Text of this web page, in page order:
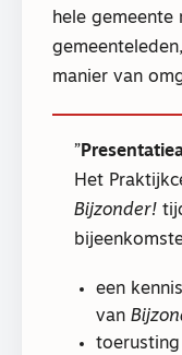
hele gemeente
manier van
Het
Bijzonder!
een
van